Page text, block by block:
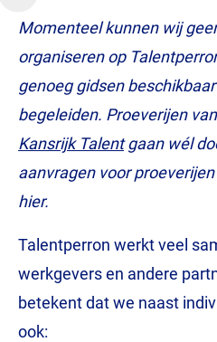
Momenteel kunnen wij
organiseren op
genoeg gidsen
begeleiden. Proeverijen
Kansrijk Talentgaan wél
aanvragen voor
hier.
Talentperron werkt veel
werkgevers en andere
betekent dat we naast
ook: